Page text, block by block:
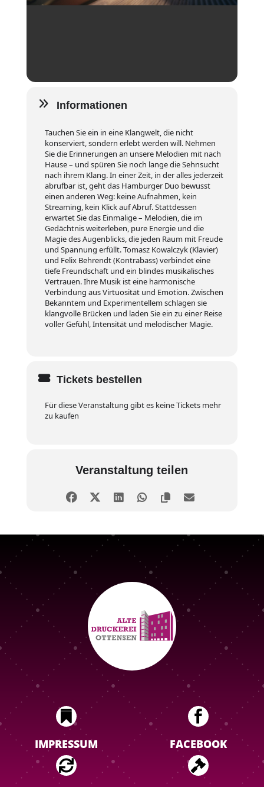
Informationen
Tauchen Sie ein in eine Klangwelt, die nicht
konserviert, sondern erlebt werden will. Nehmen
Sie die Erinnerungen an unsere Melodien mit nach
Hause – und spüren Sie noch lange die Sehnsucht
nach ihrem Klang. In einer Zeit, in der alles jederzeit
abrufbar ist, geht das Hamburger Duo bewusst
einen anderen Weg: keine Aufnahmen, kein
Streaming, kein Klick auf Abruf. Stattdessen
erwartet Sie das Einmalige – Melodien, die im
Gedächtnis weiterleben, pure Energie und die
Magie des Augenblicks, die jeden Raum mit Freude
und Spannung erfüllt. Tomasz Kowalczyk (Klavier)
und Felix Behrendt (Kontrabass) verbindet eine
tiefe Freundschaft und ein blindes musikalisches
Vertrauen. Ihre Musik ist eine harmonische
Verbindung aus Virtuosität und Emotion. Zwischen
Bekanntem und Experimentellem schlagen sie
klangvolle Brücken und laden Sie ein zu einer Reise
voller Gefühl, Intensität und melodischer Magie.
Tickets bestellen
Für diese Veranstaltung gibt es keine Tickets mehr
zu kaufen
Veranstaltung teilen

IMPRESSUM

FACEBOOK
 